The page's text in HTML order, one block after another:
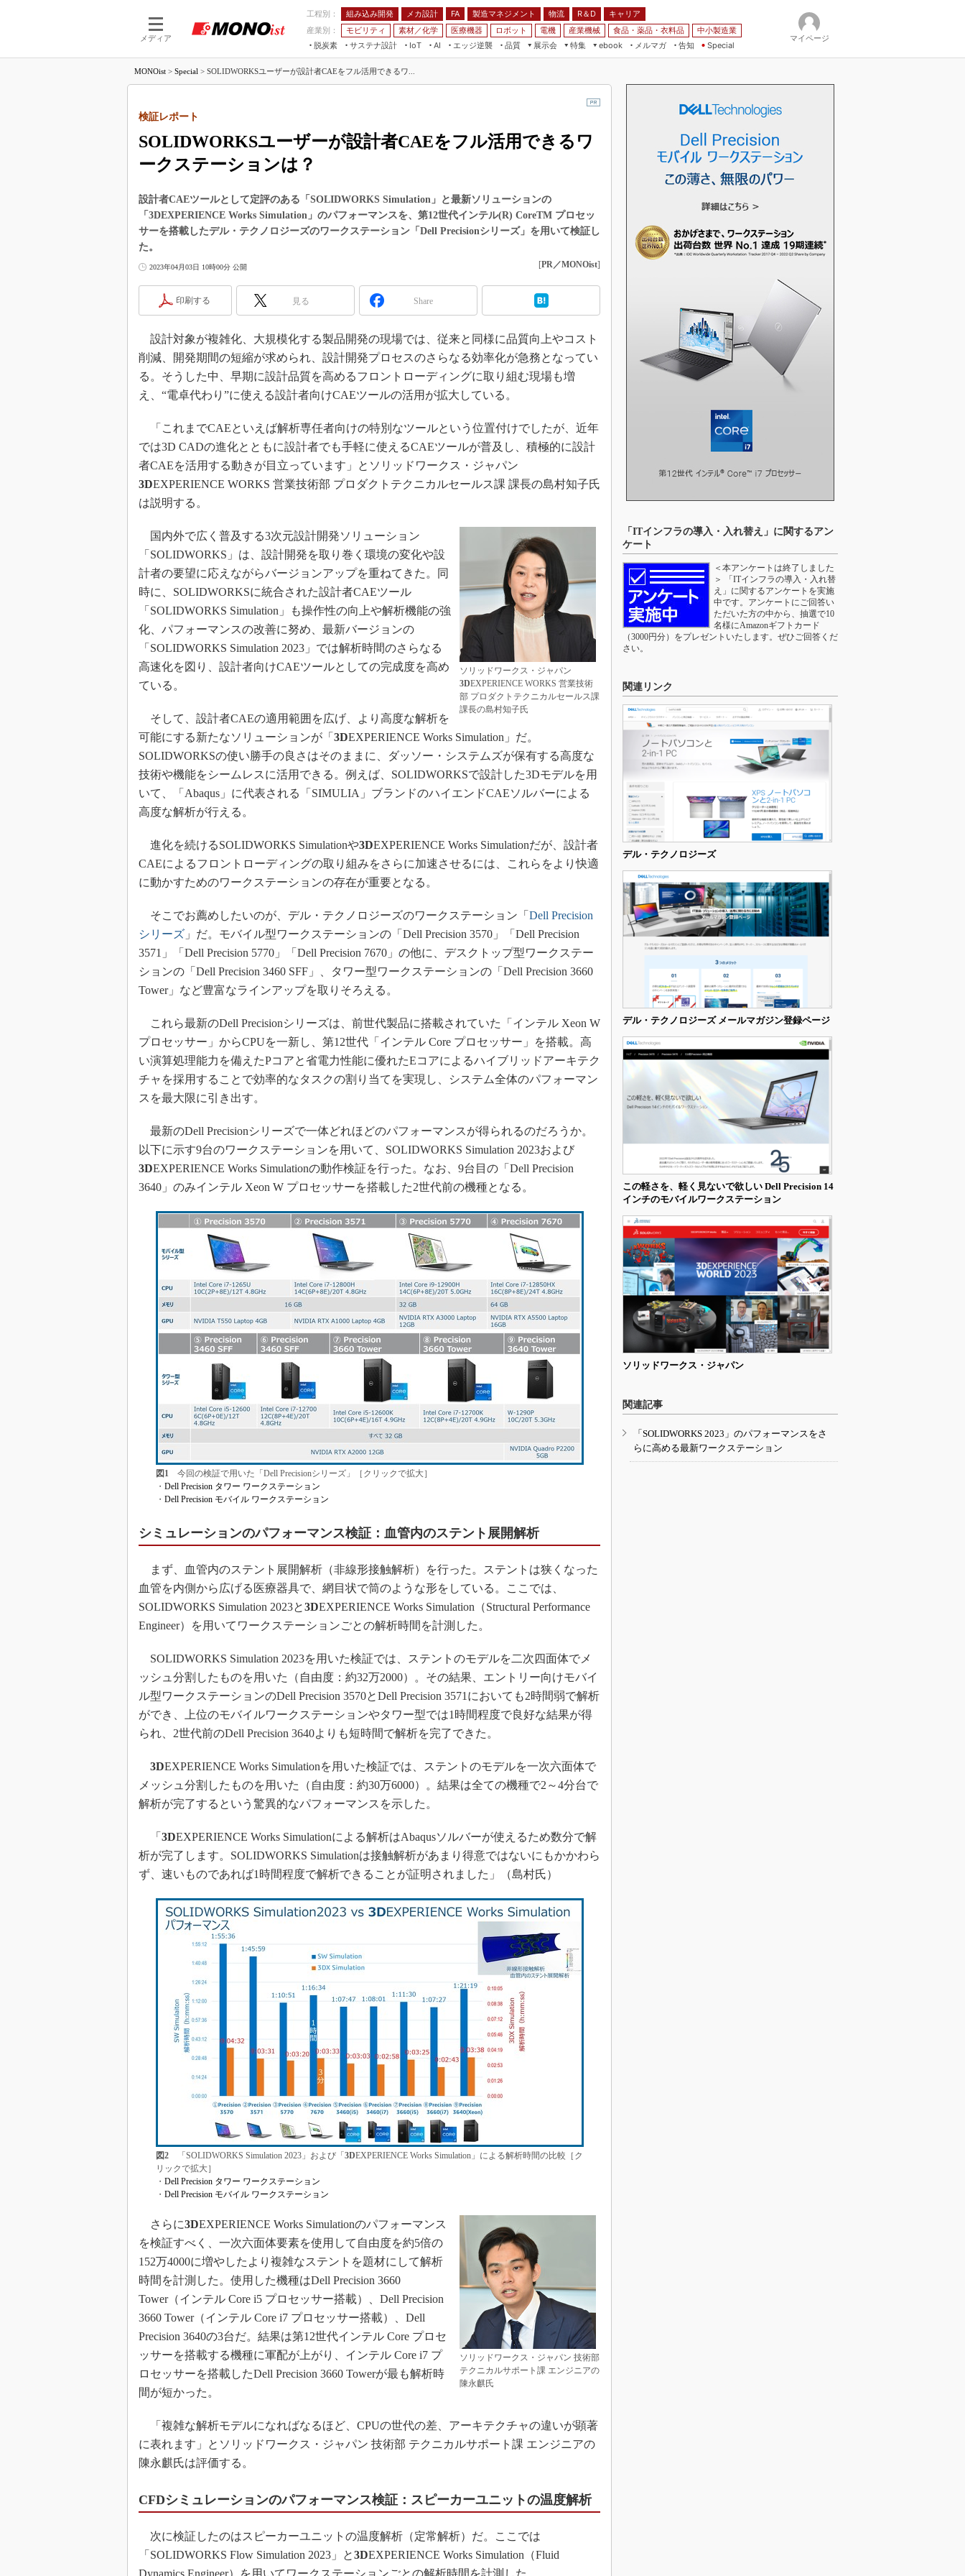
メディア
工程別： 組み込み開発 メカ設計 FA 製造マネジメント 物流 R＆D
キャリア
産業別：
モビリティ 素材／化学 医療機器 ロボット 電機 産業機械 食品・薬品・衣料品
中小製造業
脱炭素
サステナ設計
IoT
つながる工場
AI
AI×設備保全
エッジ逆襲 品質
展示会
JIMTOF
IIFES
TECHNO-FRONTIER
人テク展
AUTOMOTIVE WORLD
産業オープンネット展
特集
つながるクルマ
フィールドサービス
組み込み画像技術
組み込みモデリング
Windows Embedded
無償設計ツール
S＆OP
インダストリー4.0
メイドインジャパン
植物工場
グローバル設計・開発
制御セキュリティ
新型コロナへの対応
ebook
メカ設計
モビリティ
メルマガ
告知 Special
マイページ
MONOist > Special > SOLIDWORKSユーザーが設計者CAEをフル活用できるワ...
SOLIDWORKSユーザーが設計者CAEをフル活用できるワ
ークステーションは？
検証レポート
設計者CAEツールとして定評のある「SOLIDWORKS Simulation」と最新ソリューションの
「3DEXPERIENCE Works Simulation」のパフォーマンスを、第12世代インテル(R) CoreTM プロセッ
サーを搭載したデル・テクノロジーズのワークステーション「Dell Precisionシリーズ」を用いて検証し
た。
2023年04月03日 10時00分 公開 [PR／MONOist]
印刷する 見る Share
設計対象が複雑化、大規模化する製品開発の現場では、従来と同様に品質向上やコスト
削減、開発期間の短縮が求められ、設計開発プロセスのさらなる効率化が急務となってい
る。そうした中、早期に設計品質を高めるフロントローディングに取り組む現場も増
え、“電卓代わり”に使える設計者向けCAEツールの活用が拡大している。
「これまでCAEといえば解析専任者向けの特別なツールという位置付けでしたが、近年
では3D CADの進化とともに設計者でも手軽に使えるCAEツールが普及し、積極的に設計
者CAEを活用する動きが目立っています」とソリッドワークス・ジャパン
3DEXPERIENCE WORKS 営業技術部 プロダクトテクニカルセールス課 課長の島村知子氏
は説明する。
ソリッドワークス・ジャパン
3DEXPERIENCE WORKS 営業技術
部 プロダクトテクニカルセールス課
課長の島村知子氏
国内外で広く普及する3次元設計開発ソリューション
「SOLIDWORKS」は、設計開発を取り巻く環境の変化や設
計者の要望に応えながらバージョンアップを重ねてきた。同
時に、SOLIDWORKSに統合された設計者CAEツール
「SOLIDWORKS Simulation」も操作性の向上や解析機能の強
化、パフォーマンスの改善に努め、最新バージョンの
「SOLIDWORKS Simulation 2023」では解析時間のさらなる
高速化を図り、設計者向けCAEツールとしての完成度を高め
ている。
そして、設計者CAEの適用範囲を広げ、より高度な解析を
可能にする新たなソリューションが「 3DEXPERIENCE Works Simulation」だ。
SOLIDWORKSの使い勝手の良さはそのままに、ダッソー・システムズが保有する高度な
技術や機能をシームレスに活用できる。例えば、SOLIDWORKSで設計した3Dモデルを用
いて、「Abaqus」に代表される「SIMULIA」ブランドのハイエンドCAEソルバーによる
高度な解析が行える。
進化を続けるSOLIDWORKS Simulationや3DEXPERIENCE Works Simulationだが、設計者
CAEによるフロントローディングの取り組みをさらに加速させるには、これらをより快適
に動かすためのワークステーションの存在が重要となる。
そこでお薦めしたいのが、デル・テクノロジーズのワークステーション「 Dell Precision
シリーズ 」だ。モバイル型ワークステーションの「Dell Precision 3570」「Dell Precision
3571」「Dell Precision 5770」「Dell Precision 7670」の他に、デスクトップ型ワークステー
ションの「Dell Precision 3460 SFF」、タワー型ワークステーションの「Dell Precision 3660
Tower」など豊富なラインアップを取りそろえる。
これら最新のDell Precisionシリーズは、前世代製品に搭載されていた「インテル Xeon W
プロセッサー」からCPUを一新し、第12世代「インテル Core プロセッサー」を搭載。高
い演算処理能力を備えたPコアと省電力性能に優れたEコアによるハイブリッドアーキテク
チャを採用することで効率的なタスクの割り当てを実現し、システム全体のパフォーマン
スを最大限に引き出す。
最新のDell Precisionシリーズで一体どれほどのパフォーマンスが得られるのだろうか。
以下に示す9台のワークステーションを用いて、SOLIDWORKS Simulation 2023および
3DEXPERIENCE Works Simulationの動作検証を行った。なお、9台目の「Dell Precision
3640」のみインテル Xeon W プロセッサーを搭載した2世代前の機種となる。
図1今回の検証で用いた「Dell Precisionシリーズ」［クリックで拡大］
・ Dell Precision タワー ワークステーション
・ Dell Precision モバイル ワークステーション
シミュレーションのパフォーマンス検証：血管内のステント展開解析
まず、血管内のステント展開解析（非線形接触解析）を行った。ステントは狭くなった
血管を内側から広げる医療器具で、網目状で筒のような形をしている。ここでは、
SOLIDWORKS Simulation 2023と3DEXPERIENCE Works Simulation（Structural Performance
Engineer）を用いてワークステーションごとの解析時間を計測した。
SOLIDWORKS Simulation 2023を用いた検証では、ステントのモデルを二次四面体でメ
ッシュ分割したものを用いた（自由度：約32万2000）。その結果、エントリー向けモバイ
ル型ワークステーションのDell Precision 3570とDell Precision 3571においても2時間弱で解析
ができ、上位のモバイルワークステーションやタワー型では1時間程度で良好な結果が得
られ、2世代前のDell Precision 3640よりも短時間で解析を完了できた。
3DEXPERIENCE Works Simulationを用いた検証では、ステントのモデルを一次六面体で
メッシュ分割したものを用いた（自由度：約30万6000）。結果は全ての機種で2～4分台で
解析が完了するという驚異的なパフォーマンスを示した。
「 3DEXPERIENCE Works Simulationによる解析はAbaqusソルバーが使えるため数分で解
析が完了します。SOLIDWORKS Simulationは接触解析があまり得意ではないにもかかわら
ず、速いものであれば1時間程度で解析できることが証明されました」（島村氏）
図2「SOLIDWORKS Simulation 2023」および「 3DEXPERIENCE Works Simulation」による解析時間の比較［ク
リックで拡大］
・ Dell Precision タワー ワークステーション
・ Dell Precision モバイル ワークステーション
ソリッドワークス・ジャパン 技術部
テクニカルサポート課 エンジニアの
陳永麒氏
さらに3DEXPERIENCE Works Simulationのパフォーマンス
を検証すべく、一次六面体要素を使用して自由度を約5倍の
152万4000に増やしたより複雑なステントを題材にして解析
時間を計測した。使用した機種はDell Precision 3660
Tower（インテル Core i5 プロセッサー搭載）、Dell Precision
3660 Tower（インテル Core i7 プロセッサー搭載）、Dell
Precision 3640の3台だ。結果は第12世代インテル Core プロセ
ッサーを搭載する機種に軍配が上がり、インテル Core i7 プ
ロセッサーを搭載したDell Precision 3660 Towerが最も解析時
間が短かった。
「複雑な解析モデルになればなるほど、CPUの世代の差、アーキテクチャの違いが顕著
に表れます」とソリッドワークス・ジャパン 技術部 テクニカルサポート課 エンジニアの
陳永麒氏は評価する。
CFDシミュレーションのパフォーマンス検証：スピーカーユニットの温度解析
次に検証したのはスピーカーユニットの温度解析（定常解析）だ。ここでは
「SOLIDWORKS Flow Simulation 2023」と3DEXPERIENCE Works Simulation（Fluid
Dynamics Engineer）を用いてワークステーションごとの解析時間を計測した。
「ITインフラの導入・入れ替え」に関するアン
ケート
＜本アンケートは終了しました
＞ 「ITインフラの導入・入れ替
え」に関するアンケートを実施
中です。アンケートにご回答い
ただいた方の中から、抽選で10
名様にAmazonギフトカード
（3000円分）をプレゼントいたします。ぜひご回答くだ
さい。
関連リンク
デル・テクノロジーズ
デル・テクノロジーズ メールマガジン登録ページ
この軽さを、軽く見ないで欲しい Dell Precision 14
インチのモバイルワークステーション
ソリッドワークス・ジャパン
関連記事
「SOLIDWORKS 2023」のパフォーマンスをさ
らに高める最新ワークステーション